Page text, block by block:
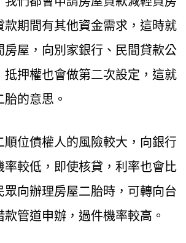
款期間有其他資金需求，這時就
房屋，向別家銀行、民間貸款公
抵押權也會做第二次設定，這就
的意思。
順位債權人的風險較大，向銀行
率較低，即使核貸，利率也會比
眾向辦理房屋二胎時，可轉向台
管道申辦，過件機率較高。